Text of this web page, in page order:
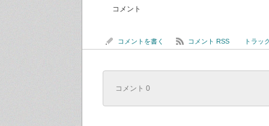
コメント
コメントを書く コメント RSS トラッ
コメント 0